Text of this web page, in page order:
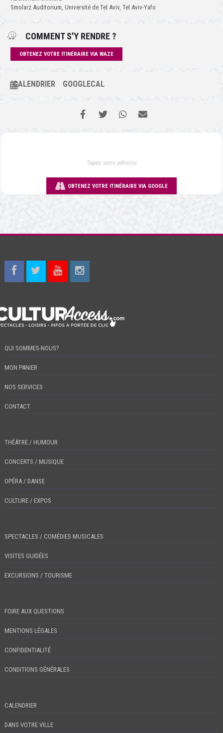
Smolarz Auditorium, Université de Tel Aviv, Tel Aviv-Yafo
COMMENT S'Y RENDRE ?
OBTENEZ VOTRE ITINÉRAIRE VIA WAZE
CALENDRIER GOOGLECAL
OBTENEZ VOTRE ITINÉRAIRE VIA GOOGLE
QUI SOMMES-NOUS?
MON PANIER
NOS SERVICES
CONTACT
THÉÂTRE / HUMOUR
CONCERTS / MUSIQUE
OPÉRA / DANSE
CULTURE / EXPOS
SPECTACLES / COMÉDIES MUSICALES
VISITES GUIDÉES
EXCURSIONS / TOURISME
FOIRE AUX QUESTIONS
MENTIONS LÉGALES
CONFIDENTIALITÉ
CONDITIONS GÉNÉRALES
CALENDRIER
DANS VOTRE VILLE